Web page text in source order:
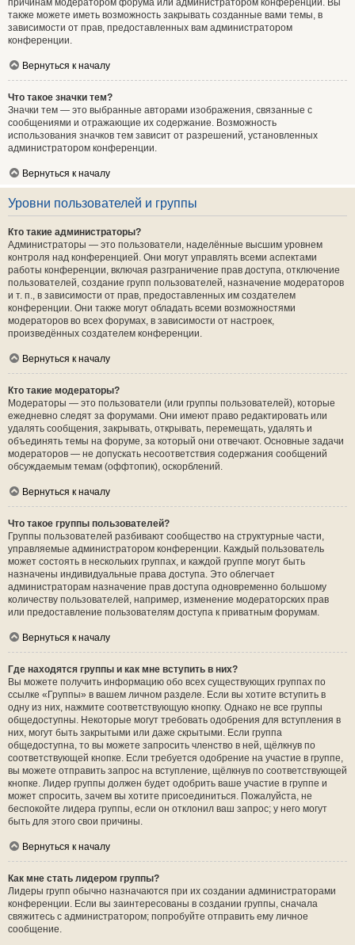
причинам модератором форума или администратором конференции. Вы
также можете иметь возможность закрывать созданные вами темы, в
зависимости от прав, предоставленных вам администратором
конференции.
Вернуться к началу
Что такое значки тем?
Значки тем — это выбранные авторами изображения, связанные с
сообщениями и отражающие их содержание. Возможность
использования значков тем зависит от разрешений, установленных
администратором конференции.
Вернуться к началу
Уровни пользователей и группы
Кто такие администраторы?
Администраторы — это пользователи, наделённые высшим уровнем
контроля над конференцией. Они могут управлять всеми аспектами
работы конференции, включая разграничение прав доступа, отключение
пользователей, создание групп пользователей, назначение модераторов
и т. п., в зависимости от прав, предоставленных им создателем
конференции. Они также могут обладать всеми возможностями
модераторов во всех форумах, в зависимости от настроек,
произведённых создателем конференции.
Вернуться к началу
Кто такие модераторы?
Модераторы — это пользователи (или группы пользователей), которые
ежедневно следят за форумами. Они имеют право редактировать или
удалять сообщения, закрывать, открывать, перемещать, удалять и
объединять темы на форуме, за который они отвечают. Основные задачи
модераторов — не допускать несоответствия содержания сообщений
обсуждаемым темам (оффтопик), оскорблений.
Вернуться к началу
Что такое группы пользователей?
Группы пользователей разбивают сообщество на структурные части,
управляемые администратором конференции. Каждый пользователь
может состоять в нескольких группах, и каждой группе могут быть
назначены индивидуальные права доступа. Это облегчает
администраторам назначение прав доступа одновременно большому
количеству пользователей, например, изменение модераторских прав
или предоставление пользователям доступа к приватным форумам.
Вернуться к началу
Где находятся группы и как мне вступить в них?
Вы можете получить информацию обо всех существующих группах по
ссылке «Группы» в вашем личном разделе. Если вы хотите вступить в
одну из них, нажмите соответствующую кнопку. Однако не все группы
общедоступны. Некоторые могут требовать одобрения для вступления в
них, могут быть закрытыми или даже скрытыми. Если группа
общедоступна, то вы можете запросить членство в ней, щёлкнув по
соответствующей кнопке. Если требуется одобрение на участие в группе,
вы можете отправить запрос на вступление, щёлкнув по соответствующей
кнопке. Лидер группы должен будет одобрить ваше участие в группе и
может спросить, зачем вы хотите присоединиться. Пожалуйста, не
беспокойте лидера группы, если он отклонил ваш запрос; у него могут
быть для этого свои причины.
Вернуться к началу
Как мне стать лидером группы?
Лидеры групп обычно назначаются при их создании администраторами
конференции. Если вы заинтересованы в создании группы, сначала
свяжитесь с администратором; попробуйте отправить ему личное
сообщение.